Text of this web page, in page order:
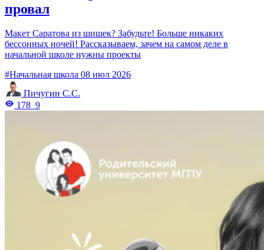
провал
Макет Саратова из шишек? Забудьте! Больше никаких
бессонных ночей! Рассказываем, зачем на самом деле в
начальной школе нужны проекты
#Начальная школа 08 июл 2026
Пичугин С.С.
178 9